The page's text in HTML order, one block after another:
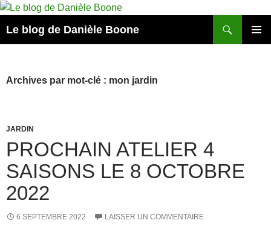
Aller
contenu
Le blog de Danièle Boone
Archives par mot-clé : mon jardin
JARDIN
PROCHAIN ATELIER 4
SAISONS LE 8 OCTOBRE
2022
6 SEPTEMBRE 2022 LAISSER UN COMMENTAIRE